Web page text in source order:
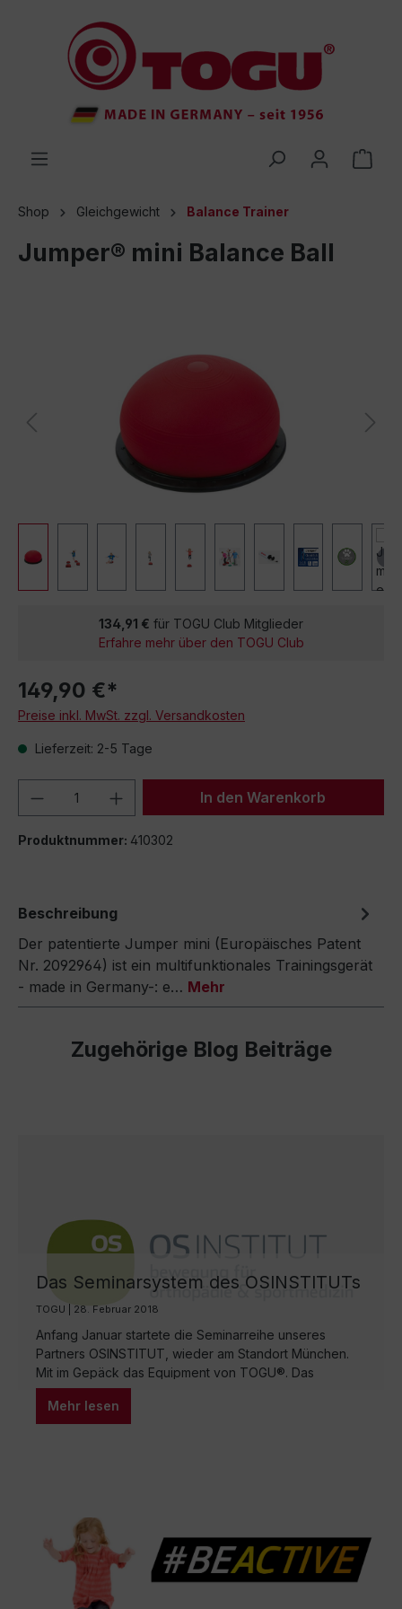
springen
Shop Gleichgewicht Balance Trainer
Jumper® mini Balance Ball
134,91 € für TOGU Club Mitglieder
Erfahre mehr über den TOGU Club
149,90 €*
Preise inkl. MwSt. zzgl. Versandkosten
Lieferzeit: 2-5 Tage
Produkt Anzahl: Gib denIn den Warenkorb
Produktnummer: 410302
Beschreibung
Der patentierte Jumper mini (Europäisches Patent
Nr. 2092964) ist ein multifunktionales Trainingsgerät
- made in Germany-: e… Mehr
Zugehörige Blog Beiträge
Das Seminarsystem des OSINSTITUTs
TOGU | 28. Februar 2018
Anfang Januar startete die Seminarreihe unseres
Partners OSINSTITUT, wieder am Standort München.
Mit im Gepäck das Equipment von TOGU®. Das
OSINSTITUT in München steht für innovative
Behandlungs- und Trainingsmethoden, evidenzbasierte
Therapieansätze sowie langjährige Erfahrung im
Mehr lesen